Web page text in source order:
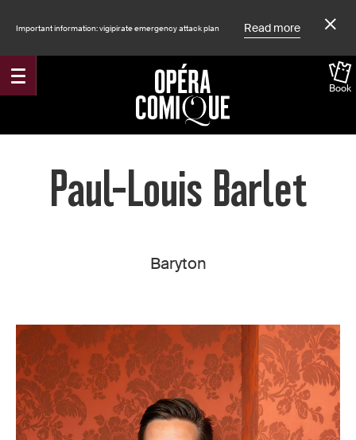
Important information: vigipirate emergency attack plan Read more
Book
Accueil
Paul-Louis Barlet
Baryton